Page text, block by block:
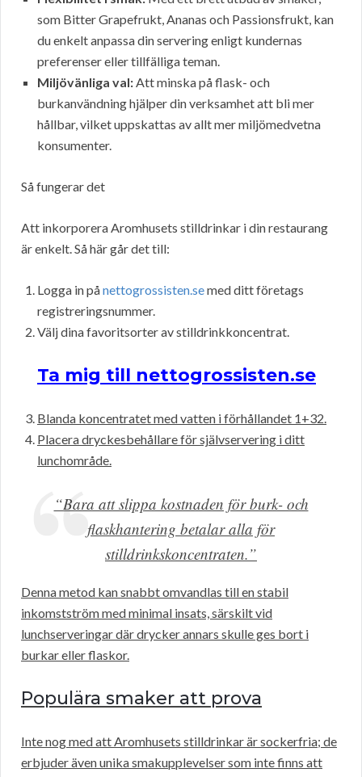
som Bitter Grapefrukt, Ananas och Passionsfrukt, kan
du enkelt anpassa din servering enligt kundernas
preferenser eller tillfälliga teman.
Miljövänliga val:Att minska på flask- och
burkanvändning hjälper din verksamhet att bli mer
hållbar, vilket uppskattas av allt mer miljömedvetna
konsumenter.
Så fungerar det
Att inkorporera Aromhusets stilldrinkar i din restaurang
är enkelt. Så här går det till:
Logga in pånettogrossisten.semed ditt företags
registreringsnummer.
Välj dina favoritsorter av stilldrinkkoncentrat.
Ta mig till nettogrossisten.se
Blanda koncentratet med vatten i förhållandet 1+32.
Placera dryckesbehållare för självservering i ditt
lunchområde.
“Bara att slippa kostnaden för burk- och
flaskhantering betalar alla för
stilldrinkskoncentraten.”
Denna metod kan snabbt omvandlas till en stabil
inkomstström med minimal insats, särskilt vid
lunchserveringar där drycker annars skulle ges bort i
burkar eller flaskor.
Populära smaker att prova
Inte nog med att Aromhusets stilldrinkar är sockerfria; de
erbjuder även unika smakupplevelser som inte finns att